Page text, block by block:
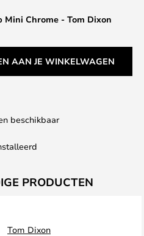
Chrome - Tom Dixon
AAN JE WINKELWAGEN
beschikbaar
PRODUCTEN
Tom Dixon